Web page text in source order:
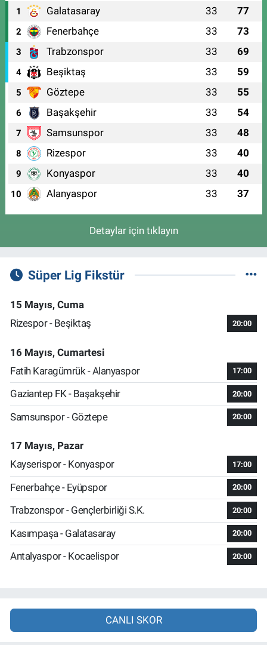
1 Galatasaray 33 77
2 Fenerbahçe 33 73
3 Trabzonspor 33 69
4 Beşiktaş 33 59
5 Göztepe 33 55
6 Başakşehir 33 54
7 Samsunspor 33 48
8 Rizespor 33 40
9 Konyaspor 33 40
10 Alanyaspor 33 37
Detaylar için tıklayın
Süper Lig Fikstür
15 Mayıs, Cuma
Rizespor - Beşiktaş
20:00
16 Mayıs, Cumartesi
Fatih Karagümrük - Alanyaspor
17:00
Gaziantep FK - Başakşehir 20:00
Samsunspor - Göztepe 20:00
17 Mayıs, Pazar
Kayserispor - Konyaspor
17:00
Fenerbahçe - Eyüpspor 20:00
Trabzonspor - Gençlerbirliği S.K. 20:00
Kasımpaşa - Galatasaray 20:00
Antalyaspor - Kocaelispor 20:00
CANLI SKOR